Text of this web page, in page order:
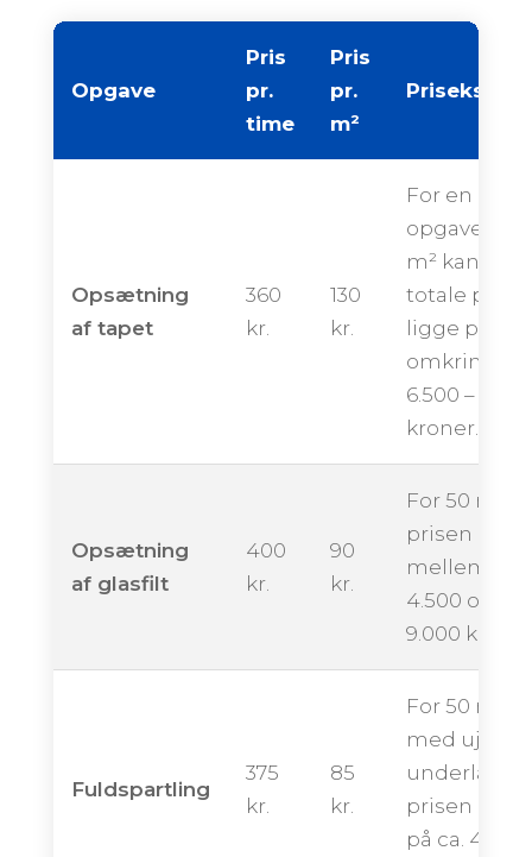
Opgave
Pris
pr.
time
Pris
pr.
m²
Opsætning
af tapet
360
kr.
130
kr.
For en
opgave på
m² kan den
totale pris
ligge på
omkring
6.500 –
kroner.
Opsætning
af glasfilt
400
kr.
90
kr.
For 50 m²
prisen ende
mellem ca.
4.500 og
9.000
Fuldspartling
375
kr.
85
kr.
For 50 m²
med
underlag
prisen ligge
på ca. 4.250